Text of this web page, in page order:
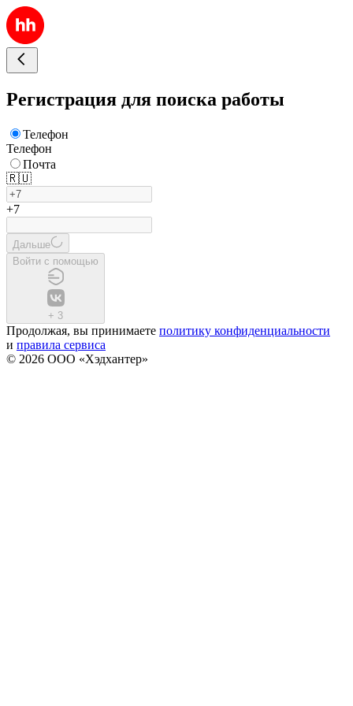
Регистрация для поиска работы
Телефон
Телефон
Почта
🇷🇺
+7
Дальше
Войти с помощью
+ 3
Продолжая, вы принимаете политику конфиденциальности
и правила сервиса
© 2026 ООО «Хэдхантер»